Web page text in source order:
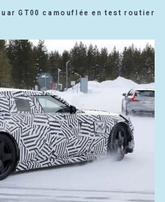
GT00 camouflée en test routier